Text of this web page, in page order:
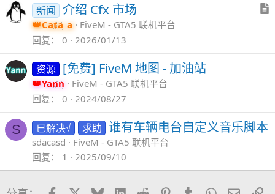
新闻 介绍 Cfx 市场
Cata_a
FiveM - GTA5 联机平台
回复
0 2026/01/13
资源 [免费] FiveM 地图 - 加油站
Yann
FiveM - GTA5 联机平台
回复
0 2024/08/27
S 已解决√ 求助 谁有车辆电台自定义音乐脚本
sdacasd
FiveM - GTA5 联机平台
回复
1 2025/09/10